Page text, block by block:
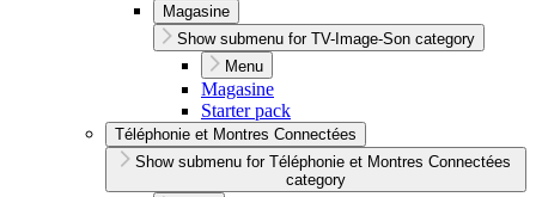
Magasine
Show submenu for TV-Image-Son category
Menu
Magasine
Starter pack
Téléphonie et Montres Connectées
Show submenu for Téléphonie et Montres Connectées
category